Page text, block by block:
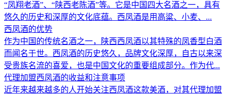
“凤翔老酒”、“陕西老陈酒”等。它是中国四大名酒之一，具有
悠久的历史和深厚的文化底蕴。西凤酒是用高粱、小麦、...
西凤酒的优势
作为中国的传统名酒之一，陕西西凤酒以其特殊的凤香型白酒
而闻名于世。西凤酒的历史悠久，品牌文化深厚，自古以来深
受贵族名流的喜爱，也是中国文化的重要组成部分。作为代...
代理加盟西凤酒的收益和注意事项
近年来越来越多的人开始关注西凤酒这款美酒，对其代理加盟